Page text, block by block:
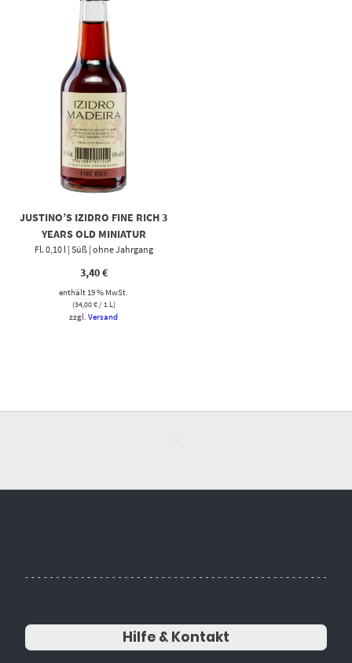
JUSTINO’S IZIDRO FINE RICH 3
YEARS OLD MINIATUR
Fl. 0,10 l | Süß | ohne Jahrgang
3,40€
enthält 19 % MwSt.
(34,00€/ 1 L)
zzgl.Versand
Hilfe & Kontakt